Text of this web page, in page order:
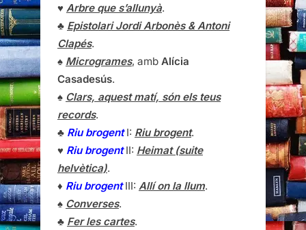
♥ Arbre que s’allunyà.
♣ Epistolari Jordi Arbonès & Antoni
Clapés.
♠ Microgrames, amb Alícia
Casadesús.
♠ Clars, aquest matí, són els teus
records.
♣ Riu brogentI: Riu brogent.
♥ Riu brogentII: Heimat (suite
helvètica).
♦ Riu brogentIII: Allí on la llum.
♠ Converses.
♣ Fer les cartes.